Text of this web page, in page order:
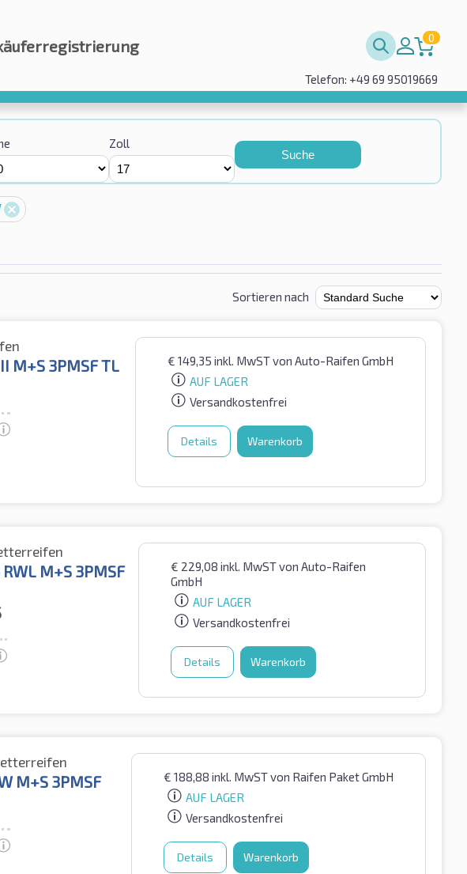
0
Telefon: +49 69 95019669
Zoll
Suche
Sortieren nach
M+S 3PMSF TL
€ 149,35 inkl. MwSTvon Auto-Raifen GmbH
AUF LAGER
Versandkostenfrei
Details Warenkorb
M+S 3PMSF
€ 229,08 inkl. MwSTvon Auto-Raifen
GmbH
AUF LAGER
Versandkostenfrei
Details Warenkorb
M+S 3PMSF
€ 188,88 inkl. MwSTvon Raifen Paket GmbH
AUF LAGER
Versandkostenfrei
Details Warenkorb